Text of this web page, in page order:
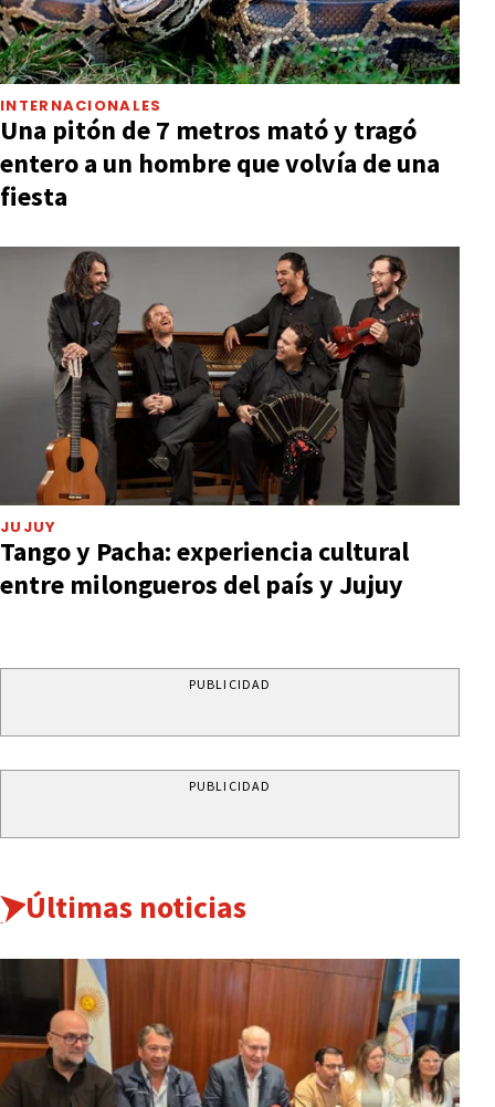
INTERNACIONALES
Una pitón de 7 metros mató y tragó
entero a un hombre que volvía de una
fiesta
JUJUY
Tango y Pacha: experiencia cultural
entre milongueros del país y Jujuy
PUBLICIDAD
PUBLICIDAD
Últimas noticias